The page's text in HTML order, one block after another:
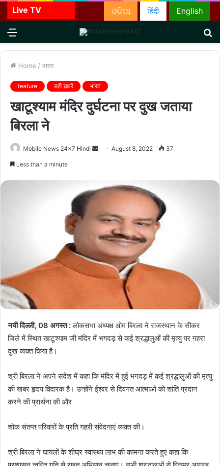
Live TV English
हिंदी
ଓଡିଆ
Menu
Home / भारत
feature बड़ी ख़बरें भारत
खाटूश्याम मंदिर दुर्घटना पर दुख जताया
बिरला ने
Mobile News 24x7 Hindi
SendAugust 8, 2022 37
Less than a minute
नयी दिल्ली, 08 अगस्त :लोकसभा अध्यक्ष ओम बिरला ने राजस्थान के सीकर
जिले में स्थित खाटूश्याम जी मंदिर में भगदड़ से कई श्रद्धालुओं की मृत्यु पर गहरा
दुख व्यक्त किया है।
श्री बिरला ने अपने संदेश में कहा कि मंदिर में हुई भगदड़ में कई श्रद्धालुओं की मृत्यु
की खबर हृदय विदारक है। उन्होंने ईश्वर से दिवंगत आत्माओं को शांति प्रदान
करने की प्रार्थना की और
शोक संतप्त परिवारों के प्रति गहरी संवेदनाएं व्यक्त की।
श्री बिरला ने घायलों के शीघ्र स्वास्थ्य लाभ की कामना करते हुए कहा कि